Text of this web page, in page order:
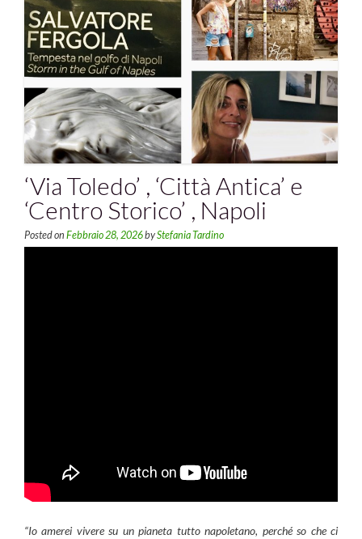
‘Via Toledo’ , ‘Città Antica’ e
‘Centro Storico’ , Napoli
Posted on Febbraio 28, 2026byStefania Tardino
“Io amerei vivere su un pianeta tutto napoletano, perché so che ci